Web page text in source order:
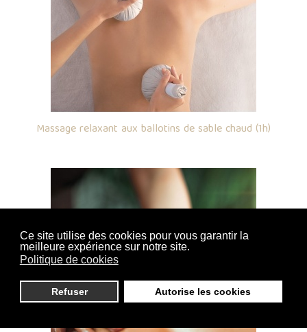
Ce site utilise des cookies pour vous garantir la
meilleure expérience sur notre site.
Politique de cookies
Refuser Autorise les cookies
Massage relaxant aux ballotins de sable chaud (1h)